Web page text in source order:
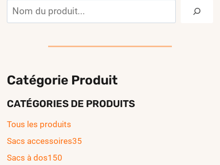
Rechercher
Catégorie Produit
CATÉGORIES DE PRODUITS
Tous les produits
Sacs accessoires35
Sacs à dos150